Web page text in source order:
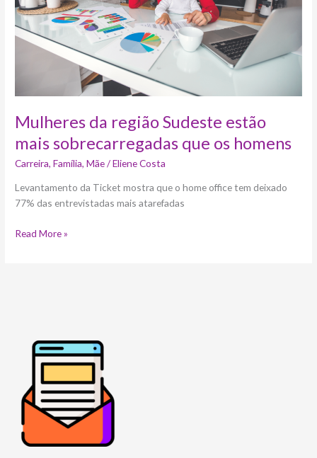
Mulheres da região Sudeste estão
mais sobrecarregadas que os homens
Carreira,Família,Mãe/Eliene Costa
Levantamento da Ticket mostra que o home office tem deixado
77% das entrevistadas mais atarefadas
que
os
homens
Read More »